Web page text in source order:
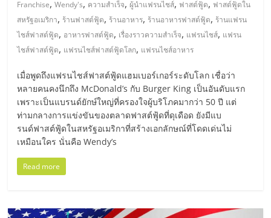
มอี
ไทย,
SMEs,
แฟ
รน
ไชส์,
ที่
Franchise,Wendy's, ความสำเร็จ,ผู้นำแฟรนไชส์, ฟาสต์ฟู้ด, ฟาสต์ฟู้ดใน
สหรัฐอเมริกา, ร้านฟาสต์ฟู้ด, ร้านอาหาร, ร้านอาหารฟาสต์ฟู้ด, ร้านแฟรน
ไชส์ฟาสต์ฟู้ด, อาหารฟาสต์ฟู้ด, เรื่องราวความสำเร็จ, แฟรนไชส์, แฟรน
ไชส์ฟาสต์ฟู้ด, แฟรนไชส์ฟาสต์ฟู้ดโลก, แฟรนไชส์อาหาร
เมื่อพูดถึงแฟรนไชส์ฟาสต์ฟู้ดแฮมเบอร์เกอร์ระดับโลก เชื่อว่า
หลายคนคงนึกถึง McDonald’s กับ Burger King เป็นอันดับแรก
เพราะเป็นแบรนด์ยักษ์ใหญ่ที่ครองใจผู้บริโภคมากว่า 50 ปี แต่
ท่ามกลางการแข่งขันของตลาดฟาสต์ฟู้ดที่ดุเดือด ยังมีแบ
รนด์ฟาสต์ฟู้ดในสหรัฐอเมริกาที่สร้างเอกลักษณ์ที่โดดเด่นไม่
เหมือนใคร นั่นคือ Wendy’s
Read more